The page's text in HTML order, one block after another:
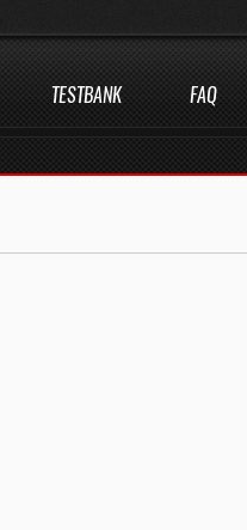
TESTBANK FAQ